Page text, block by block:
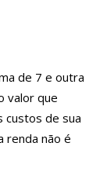
confirmadas
espaço, confira
perdido em
de 7 e outra
valor que
custos de sua
renda não é